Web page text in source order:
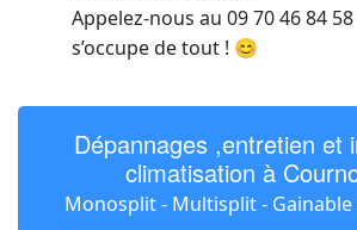
Appelez-nous au 09 70 46 84
s’occupe de tout ! 😊
Dépannages ,entretien et
climatisation à
Monosplit - Multisplit -